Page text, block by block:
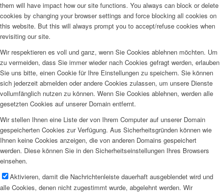
them will have impact how our site functions. You always can block or delete
cookies by changing your browser settings and force blocking all cookies on
this website. But this will always prompt you to accept/refuse cookies when
revisiting our site.
Wir respektieren es voll und ganz, wenn Sie Cookies ablehnen möchten. Um
zu vermeiden, dass Sie immer wieder nach Cookies gefragt werden, erlauben
Sie uns bitte, einen Cookie für Ihre Einstellungen zu speichern. Sie können
sich jederzeit abmelden oder andere Cookies zulassen, um unsere Dienste
vollumfänglich nutzen zu können. Wenn Sie Cookies ablehnen, werden alle
gesetzten Cookies auf unserer Domain entfernt.
Wir stellen Ihnen eine Liste der von Ihrem Computer auf unserer Domain
gespeicherten Cookies zur Verfügung. Aus Sicherheitsgründen können wie
Ihnen keine Cookies anzeigen, die von anderen Domains gespeichert
werden. Diese können Sie in den Sicherheitseinstellungen Ihres Browsers
einsehen.
Aktivieren, damit die Nachrichtenleiste dauerhaft ausgeblendet wird und
alle Cookies, denen nicht zugestimmt wurde, abgelehnt werden. Wir